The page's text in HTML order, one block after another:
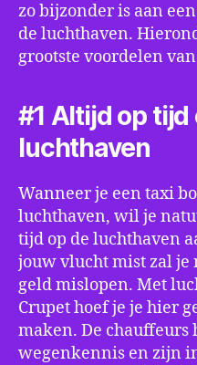
zo bijzonder is aan
de luchthaven.
grootste voordelen
#1 Altijd op tijd
luchthaven
Wanneer je een taxi
luchthaven, wil je
tijd op de luchthaven
jouw vlucht mist zal je
geld mislopen. Met
Crupet hoef je je hier
maken. De chauffeurs
wegenkennis en zijn